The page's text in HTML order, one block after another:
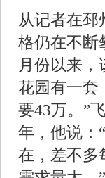
从记者在
格仍在不断
月份以来
花园有一套
要43万。”
年，他说：
在，差不多